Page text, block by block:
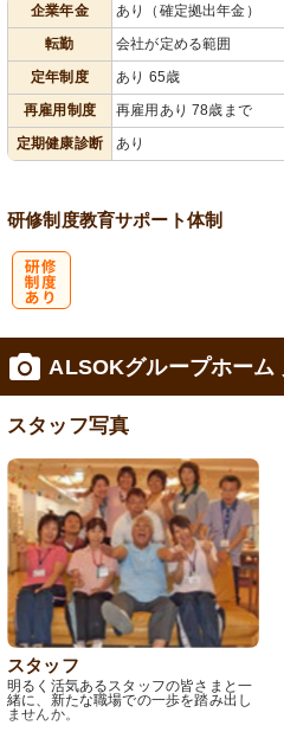
企業年金
あり（確定拠出年金）
転勤
会社が定める範囲
定年制度
あり 65歳
再雇用制度
再雇用あり 78歳まで
定期健康診断
あり
研修制度教育サポート体制
ALSOKグループホーム
スタッフ写真
スタッフ
明るく活気あるスタッフの皆さまと一
緒に、新たな職場での一歩を踏み出し
ませんか。